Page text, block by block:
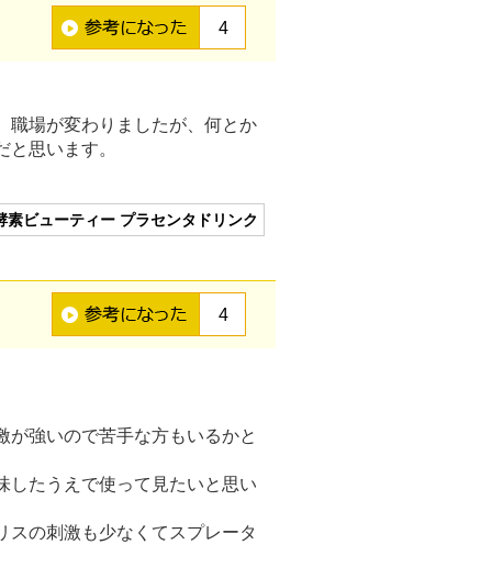
4
職場が変わりましたが、何とか
思います。
素ビューティー プラセンタドリンク
4
が強いので苦手な方もいるかと
したうえで使って見たいと思い
スの刺激も少なくてスプレータ